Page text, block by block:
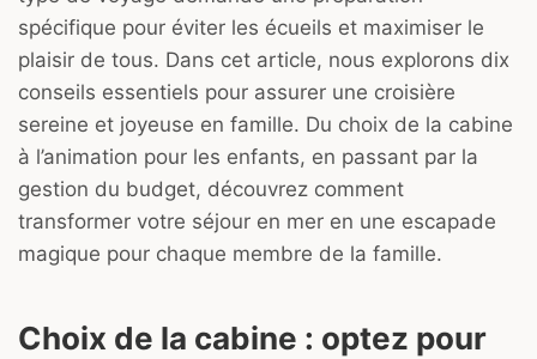
spécifique pour éviter les écueils et maximiser le
plaisir de tous. Dans cet article, nous explorons dix
conseils essentiels pour assurer une croisière
sereine et joyeuse en famille. Du choix de la cabine
à l’animation pour les enfants, en passant par la
gestion du budget, découvrez comment
transformer votre séjour en mer en une escapade
magique pour chaque membre de la famille.
Choix de la cabine : optez pour